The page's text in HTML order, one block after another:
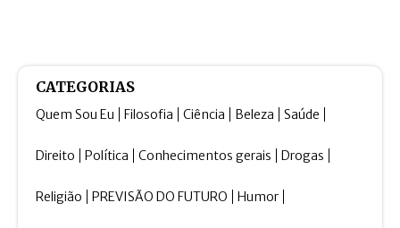
CATEGORIAS
Quem Sou Eu Filosofia Ciência Beleza Saúde
Direito Política Conhecimentos gerais Drogas
Religião PREVISÃO DO FUTURO Humor